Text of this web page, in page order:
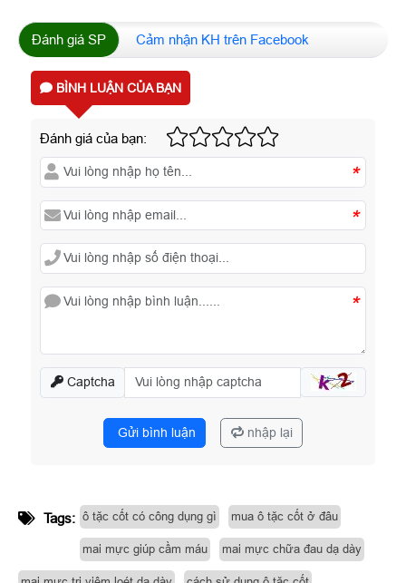
Đánh giá SP Cảm nhận KH trên Facebook
BÌNH LUẬN CỦA BẠN
Đánh giá của bạn:
*
*
*
Captcha
Gửi bình luận nhập lại
Tags: ô tặc cốt có công dụng gì mua ô tặc cốt ở đâu
mai mực giúp cầm máu mai mực chữa đau dạ dày